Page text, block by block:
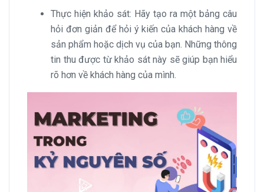
Thực hiện khảo sát: Hãy tạo ra một bảng câu
hỏi đơn giản để hỏi ý kiến của khách hàng về
sản phẩm hoặc dịch vụ của bạn. Những thông
tin thu được từ khảo sát này sẽ giúp bạn hiểu
rõ hơn về khách hàng của mình.